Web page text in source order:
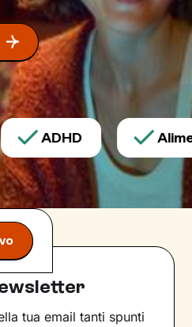
ADHD
tua email tanti spunti